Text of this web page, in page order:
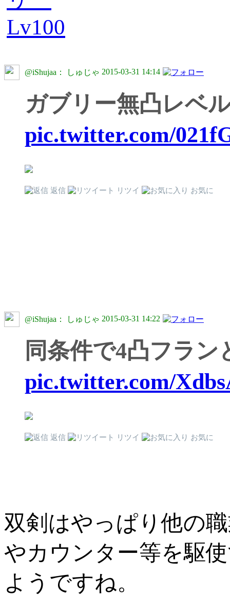
@iShujaa： しゅじゃ 2015-03-31 14:14
ガブリー無凸レベ
pic.twitter.com/
返信 リツイ お気に
@iShujaa： しゅじゃ 2015-03-31 14:22
pic.twitter.com/
返信 リツイ お気に
双剣はやっぱり他の
やカウンター等を駆
ようですね。